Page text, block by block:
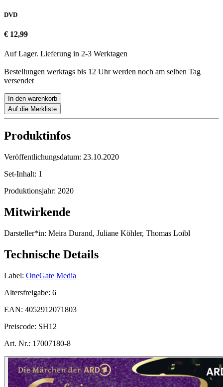
DVD
€ 12,99
Auf Lager. Lieferung in 2-3 Werktagen
Bestellungen werktags bis 12 Uhr werden noch am selben Tag
versendet
In den warenkorb
Auf die Merkliste
Produktinfos
Veröffentlichungsdatum: 23.10.2020
Set-Inhalt: 1
Produktionsjahr: 2020
Mitwirkende
Darsteller*in: Meira Durand, Juliane Köhler, Thomas Loibl
Technische Details
Label: OneGate Media
Altersfreigabe: 6
EAN: 4052912071803
Preiscode: SH12
Art. Nr.: 17007180-8